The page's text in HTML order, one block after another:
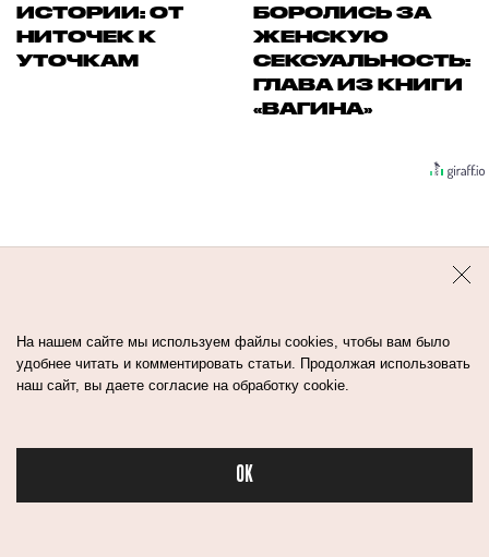
Бьюти в спорте
ИСТОРИИ: ОТ
НИТОЧЕК К
УТОЧКАМ
БОРОЛИСЬ ЗА
ЖЕНСКУЮ
СЕКСУАЛЬНОСТЬ:
ГЛАВА ИЗ КНИГИ
«ВАГИНА»
Контакты Авторы Медиа-Кит
Политика обработки персональных данных
На нашем сайте мы используем файлы cookies, чтобы вам было
удобнее читать и комментировать статьи. Продолжая использовать
наш сайт, вы даете согласие на обработку cookie.
OK